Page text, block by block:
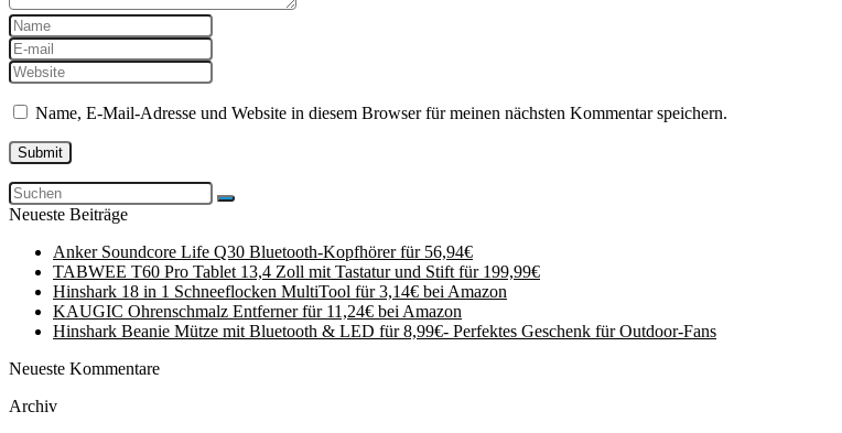
Name, E-Mail-Adresse und Website in diesem Browser für meinen nächsten Kommentar speichern.
Neueste Beiträge
Anker Soundcore Life Q30 Bluetooth-Kopfhörer für 56,94€
TABWEE T60 Pro Tablet 13,4 Zoll mit Tastatur und Stift für 199,99€
Hinshark 18 in 1 Schneeflocken MultiTool für 3,14€ bei Amazon
KAUGIC Ohrenschmalz Entferner für 11,24€ bei Amazon
Hinshark Beanie Mütze mit Bluetooth & LED für 8,99€- Perfektes Geschenk für Outdoor-Fans
Neueste Kommentare
Archiv